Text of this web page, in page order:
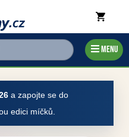
Menu
a zapojte se do
edici míčků.